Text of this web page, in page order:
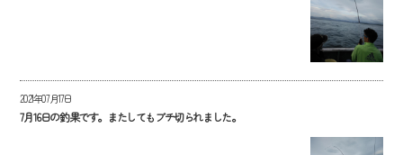
2021年07月17日
7月16日の釣果です。またしてもブチ切られました。